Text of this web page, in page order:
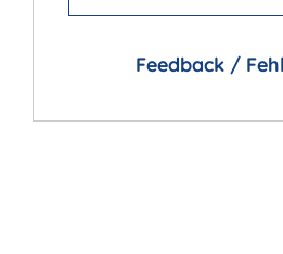
Feedback /